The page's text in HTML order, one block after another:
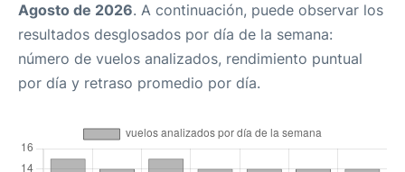
Agosto de 2026. A continuación, puede observar los
resultados desglosados por día de la semana:
número de vuelos analizados, rendimiento puntual
por día y retraso promedio por día.